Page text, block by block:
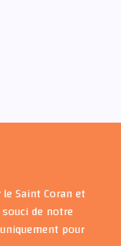
Saint Coran et
de notre
pour